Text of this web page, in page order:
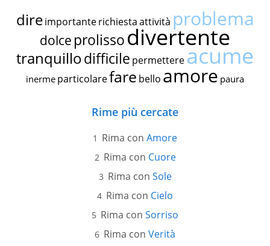
dire importante richiestaattività problema
dolce prolissodivertente
tranquillodifficile permettereacume
inerme particolarefare bello amore paura
Rime più cercate
Rima con Amore
Rima con Cuore
Rima con Sole
Rima con Cielo
Rima con Sorriso
Rima con Verità